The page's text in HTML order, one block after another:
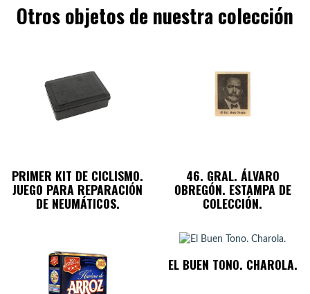
Otros objetos de nuestra colección
PRIMER KIT DE CICLISMO.
JUEGO PARA REPARACIÓN
DE NEUMÁTICOS.
46. GRAL. ÁLVARO
OBREGÓN. ESTAMPA DE
COLECCIÓN.
EL BUEN TONO. CHAROLA.